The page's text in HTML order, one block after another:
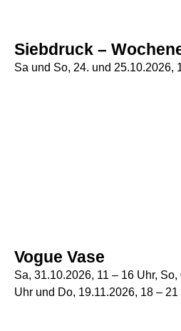
Siebdruck –
Sa und So, 24. und 25.10.2026,
Vogue Vase
Sa, 31.10.2026, 11 – 16 Uhr,
Uhr und Do, 19.11.2026, 18 – 21